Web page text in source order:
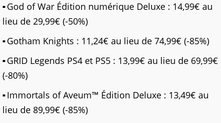
God of War Édition numérique Deluxe : 14,99€ au
lieu de 29,99€ (-50%)
Gotham Knights : 11,24€ au lieu de 74,99€ (-85%)
GRID Legends PS4 et PS5 : 13,99€ au lieu de 69,99€
(-80%)
Immortals of Aveum™ Édition Deluxe : 13,49€ au
lieu de 89,99€ (-85%)